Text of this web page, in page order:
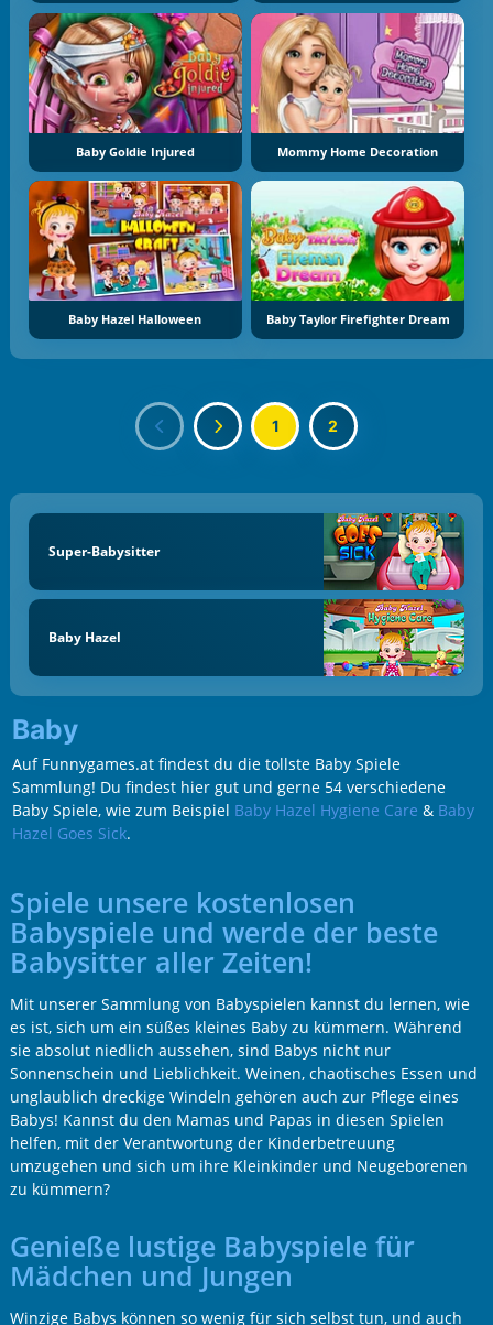
Baby Goldie Injured Mommy Home Decoration
Baby Hazel Halloween Baby Taylor Firefighter Dream
1 2
Super-Babysitter
Baby Hazel
Baby
Auf Funnygames.at findest du die tollste Baby Spiele
Sammlung! Du findest hier gut und gerne 54 verschiedene
Baby Spiele, wie zum Beispiel Baby Hazel Hygiene Care & Baby
Hazel Goes Sick.
Spiele unsere kostenlosen
Babyspiele und werde der beste
Babysitter aller Zeiten!
Mit unserer Sammlung von Babyspielen kannst du lernen, wie
es ist, sich um ein süßes kleines Baby zu kümmern. Während
sie absolut niedlich aussehen, sind Babys nicht nur
Sonnenschein und Lieblichkeit. Weinen, chaotisches Essen und
unglaublich dreckige Windeln gehören auch zur Pflege eines
Babys! Kannst du den Mamas und Papas in diesen Spielen
helfen, mit der Verantwortung der Kinderbetreuung
umzugehen und sich um ihre Kleinkinder und Neugeborenen
zu kümmern?
Genieße lustige Babyspiele für
Mädchen und Jungen
Winzige Babys können so wenig für sich selbst tun, und auch